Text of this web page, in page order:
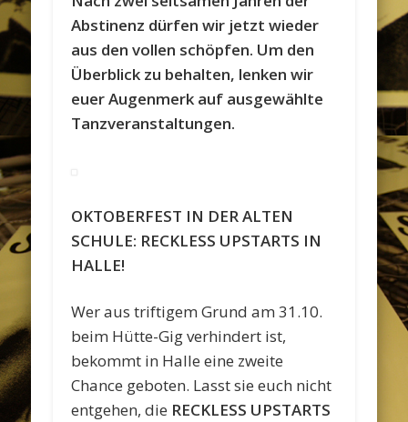
Abstinenz dürfen wir jetzt wieder
aus den vollen schöpfen. Um den
Überblick zu behalten, lenken wir
euer Augenmerk auf ausgewählte
Tanzveranstaltungen.
OKTOBERFEST IN DER ALTEN
SCHULE: RECKLESS UPSTARTS IN
HALLE!
Wer aus triftigem Grund am 31.10.
beim Hütte-Gig verhindert ist,
bekommt in Halle eine zweite
Chance geboten. Lasst sie euch nicht
entgehen, die RECKLESS UPSTARTS